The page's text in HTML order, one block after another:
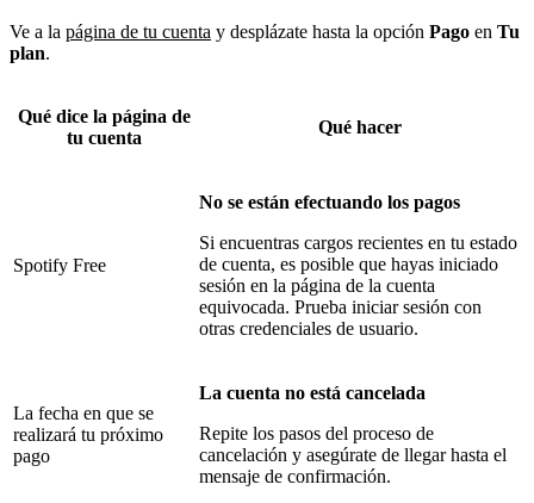
Ve a la página de tu cuenta y desplázate hasta la opción Pago en Tu
plan.
Qué dice la página de
tu cuenta
Qué hacer
Spotify Free
No se están efectuando los pagos
Si encuentras cargos recientes en tu estado
de cuenta, es posible que hayas iniciado
sesión en la página de la cuenta
equivocada. Prueba iniciar sesión con
otras credenciales de usuario.
La fecha en que se
realizará tu próximo
pago
La cuenta no está cancelada
Repite los pasos del proceso de
cancelación y asegúrate de llegar hasta el
mensaje de confirmación.